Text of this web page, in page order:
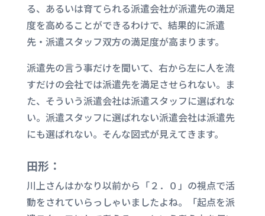
る、あるいは育てられる派遣会社が派遣先の満足
度を高めることができるわけで、結果的に派遣
先・派遣スタッフ双方の満足度が高まります。
派遣先の言う事だけを聞いて、右から左に人を流
すだけの会社では派遣先を満足させられない。ま
た、そういう派遣会社は派遣スタッフに選ばれな
い。派遣スタッフに選ばれない派遣会社は派遣先
にも選ばれない。そんな図式が見えてきます。
田形：
川上さんはかなり以前から「２．０」の視点で活
動をされていらっしゃいましたよね。「起点を派